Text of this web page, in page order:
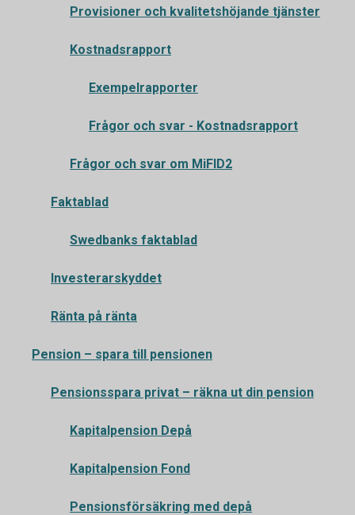
Provisioner och kvalitetshöjande tjänster
Kostnadsrapport
Exempelrapporter
Frågor och svar - Kostnadsrapport
Frågor och svar om MiFID2
Faktablad
Swedbanks faktablad
Investerarskyddet
Ränta på ränta
Pension – spara till pensionen
Pensionsspara privat – räkna ut din pension
Kapitalpension Depå
Kapitalpension Fond
Pensionsförsäkring med depå